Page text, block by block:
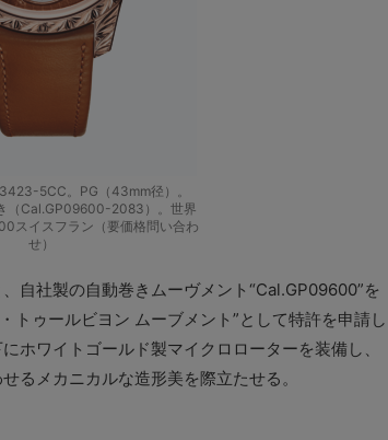
5CC。PG（43mm径）。
（Cal.GP09600-2083）。世界
スイスフラン（要価格問い合わ
せ）
自社製の自動巻きムーヴメント“Cal.GP09600”を
トゥールビヨン ムーブメント”として特許を申請し
ホワイトゴールド製マイクロローターを装備し、
るメカニカルな造形美を際立たせる。